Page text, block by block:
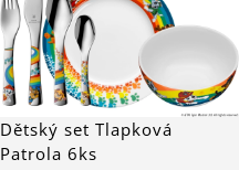
Dětský set Tlapková
Patrola 6ks